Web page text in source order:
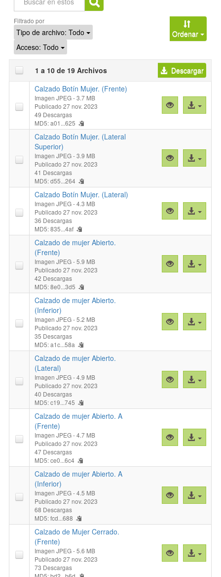
Buscar
Filtrado por
Tipo de archivo: Todo
Acceso: Todo
Ordenar
1 a 10 de 19 Archivos
Descargar
Calzado Botín Mujer. (Frente)
Imagen JPEG- 3.7 MB
Publicado 27 nov. 2023
49 Descargas
MD5: a01...625
Vista
previa
(Frente)
"
Acceso
al
Calzado Botín Mujer. (Lateral
Superior)
Imagen JPEG- 3.9 MB
Publicado 27 nov. 2023
41 Descargas
MD5: d55...264
Vista
previa
Botín
(Lateral
Superior)
Acceso
al
Calzado Botín Mujer. (Lateral)
Imagen JPEG- 4.3 MB
Publicado 27 nov. 2023
36 Descargas
MD5: 835...4af
Vista
previa
(Lateral)
"
Acceso
al
Calzado de mujer Abierto.
(Frente)
Imagen JPEG- 5.9 MB
Publicado 27 nov. 2023
42 Descargas
MD5: 8e0...3d5
Vista
previa
de
Abierto.
(Frente)"
Acceso
al
Calzado de mujer Abierto.
(Inferior)
Imagen JPEG- 5.2 MB
Publicado 27 nov. 2023
35 Descargas
MD5: a1c...58a
Vista
previa
de
Abierto.
(Inferior)"
Acceso
al
Calzado de mujer Abierto.
(Lateral)
Imagen JPEG- 4.9 MB
Publicado 27 nov. 2023
40 Descargas
MD5: c19...745
Vista
previa
de
Abierto.
(Lateral)"
Acceso
al
Calzado de mujer Abierto. A
(Frente)
Imagen JPEG- 4.7 MB
Publicado 27 nov. 2023
47 Descargas
MD5: ce0...6c4
Vista
previa
de
Abierto.
A
Acceso
al
Calzado de mujer Abierto. A
(Inferior)
Imagen JPEG- 4.5 MB
Publicado 27 nov. 2023
68 Descargas
MD5: fcd...688
Vista
previa
de
Abierto.
A
Acceso
al
Calzado de Mujer Cerrado.
(Frente)
Imagen JPEG- 5.6 MB
Publicado 27 nov. 2023
73 Descargas
Vista
previa
Acceso
al